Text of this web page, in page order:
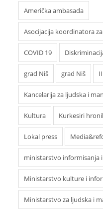
Američka ambasada
Asocijacija koordinatora
COVID 19
grad Niš grad Niš
Kancelarija za ljudska i
Kultura Kurkesiri
Lokal press
ministarstvo informisanja
Ministarstvo kulture i
Ministarstvo za ljudska i